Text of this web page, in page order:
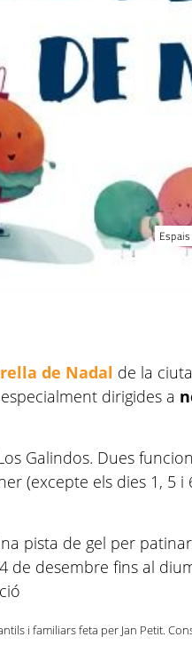
de Nadal de la
dirigides a
Galindos. Dues
(excepte els dies 1, 5 i
pista de gel per
de desembre fins al
i familiars feta per Jan Petit.